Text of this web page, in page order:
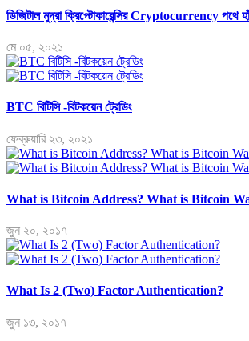
ডিজিটাল মুদ্রা ক্রিপ্টোকারেন্সির Cryptocurrency পথে
মে ০৫, ২০২১
BTC বিটিসি -বিটকয়েন ট্রেডিং
ফেব্রুয়ারি ২৩, ২০২১
What is Bitcoin Address? What is Bitcoin
জুন ২০, ২০১৭
What Is 2 (Two) Factor Authentication?
জুন ১৩, ২০১৭